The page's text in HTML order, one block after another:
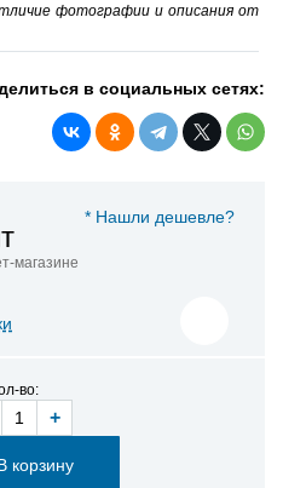
фотографии и описания от
в социальных сетях:
* Нашли дешевле?
магазине
во:
+